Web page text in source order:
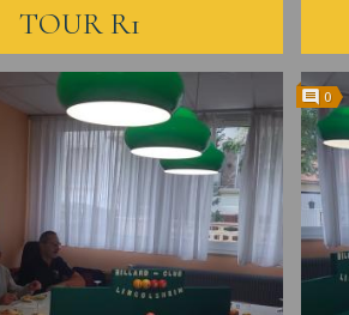
TOUR R1
0